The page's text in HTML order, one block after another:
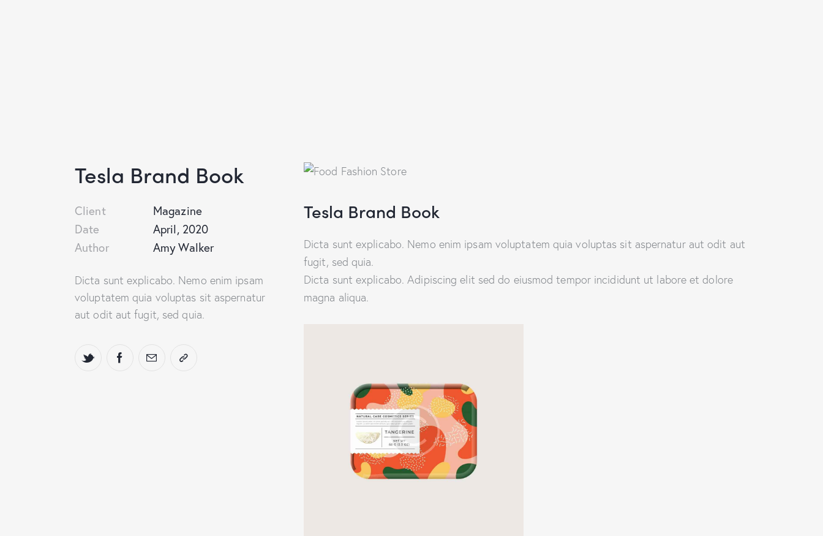
Tesla Brand Book
Client
Magazine
Date
April, 2020
Author
Amy Walker
Dicta sunt explicabo. Nemo enim ipsam
voluptatem quia voluptas sit aspernatur
aut odit aut fugit, sed quia.
Tesla Brand Book
Dicta sunt explicabo. Nemo enim ipsam voluptatem quia voluptas sit aspernatur aut odit aut
fugit, sed quia.
Dicta sunt explicabo. Adipiscing elit sed do eiusmod tempor incididunt ut labore et dolore
magna aliqua.